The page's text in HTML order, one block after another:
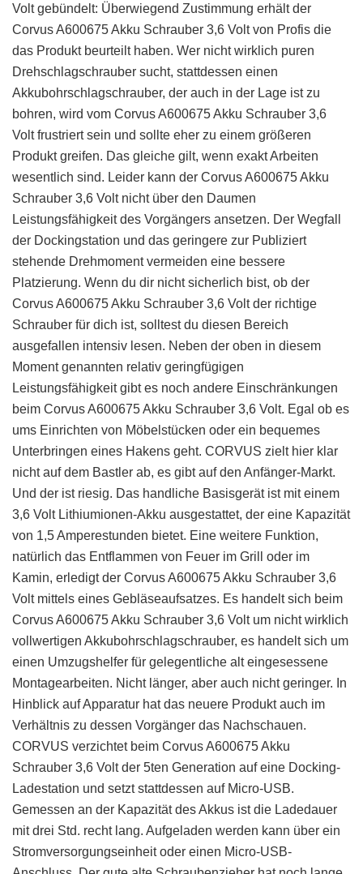
Volt gebündelt: Überwiegend Zustimmung erhält der
Corvus A600675 Akku Schrauber 3,6 Volt von Profis die
das Produkt beurteilt haben. Wer nicht wirklich puren
Drehschlagschrauber sucht, stattdessen einen
Akkubohrschlagschrauber, der auch in der Lage ist zu
bohren, wird vom Corvus A600675 Akku Schrauber 3,6
Volt frustriert sein und sollte eher zu einem größeren
Produkt greifen. Das gleiche gilt, wenn exakt Arbeiten
wesentlich sind. Leider kann der Corvus A600675 Akku
Schrauber 3,6 Volt nicht über den Daumen
Leistungsfähigkeit des Vorgängers ansetzen. Der Wegfall
der Dockingstation und das geringere zur Publiziert
stehende Drehmoment vermeiden eine bessere
Platzierung. Wenn du dir nicht sicherlich bist, ob der
Corvus A600675 Akku Schrauber 3,6 Volt der richtige
Schrauber für dich ist, solltest du diesen Bereich
ausgefallen intensiv lesen. Neben der oben in diesem
Moment genannten relativ geringfügigen
Leistungsfähigkeit gibt es noch andere Einschränkungen
beim Corvus A600675 Akku Schrauber 3,6 Volt. Egal ob es
ums Einrichten von Möbelstücken oder ein bequemes
Unterbringen eines Hakens geht. CORVUS zielt hier klar
nicht auf dem Bastler ab, es gibt auf den Anfänger-Markt.
Und der ist riesig. Das handliche Basisgerät ist mit einem
3,6 Volt Lithiumionen-Akku ausgestattet, der eine Kapazität
von 1,5 Amperestunden bietet. Eine weitere Funktion,
natürlich das Entflammen von Feuer im Grill oder im
Kamin, erledigt der Corvus A600675 Akku Schrauber 3,6
Volt mittels eines Gebläseaufsatzes. Es handelt sich beim
Corvus A600675 Akku Schrauber 3,6 Volt um nicht wirklich
vollwertigen Akkubohrschlagschrauber, es handelt sich um
einen Umzugshelfer für gelegentliche alt eingesessene
Montagearbeiten. Nicht länger, aber auch nicht geringer. In
Hinblick auf Apparatur hat das neuere Produkt auch im
Verhältnis zu dessen Vorgänger das Nachschauen.
CORVUS verzichtet beim Corvus A600675 Akku
Schrauber 3,6 Volt der 5ten Generation auf eine Docking-
Ladestation und setzt stattdessen auf Micro-USB.
Gemessen an der Kapazität des Akkus ist die Ladedauer
mit drei Std. recht lang. Aufgeladen werden kann über ein
Stromversorgungseinheit oder einen Micro-USB-